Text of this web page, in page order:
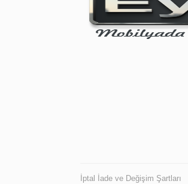
İptal İade ve Değişim Şartları